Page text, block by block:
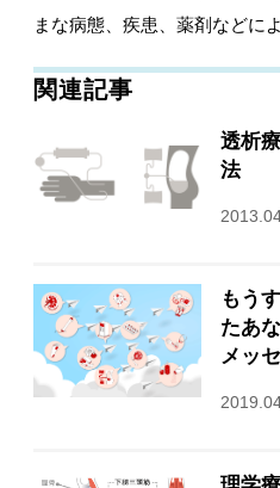
まな病態、疾患、薬剤などに
関連記事
透析
法
もう
たあ
メッ